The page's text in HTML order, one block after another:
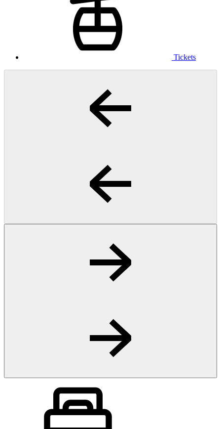
Tickets